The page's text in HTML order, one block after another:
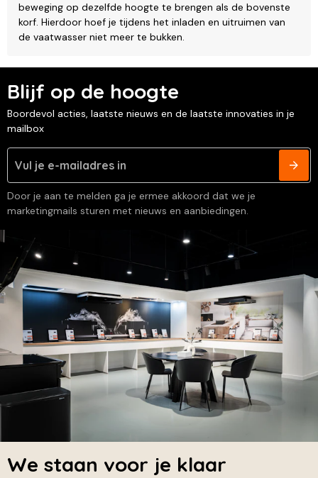
beweging op dezelfde hoogte te brengen als de bovenste
korf. Hierdoor hoef je tijdens het inladen en uitruimen van
de vaatwasser niet meer te bukken.
Blijf op de hoogte
Boordevol acties, laatste nieuws en de laatste innovaties in je
mailbox
Door je aan te melden ga je ermee akkoord dat we je
marketingmails sturen met nieuws en aanbiedingen.
We staan voor je klaar